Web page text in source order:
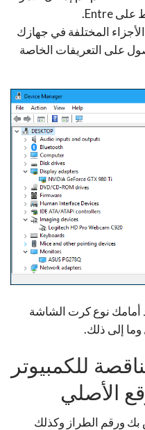
المختلفة في جهازك
على التعريفات الخاصة
نوع كرت الشاشة
وما إلى ذلك.
للكمبيوتر
الأصلي
بك ورقم الطراز وكذلك